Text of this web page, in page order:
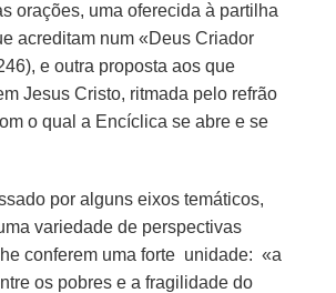
orações, uma oferecida à partilha
acreditam num «Deus Criador
e outra proposta aos que
Jesus Cristo, ritmada pelo refrão
o qual a Encíclica se abre e se
por alguns eixos temáticos,
variedade de perspectivas
conferem uma forte unidade: «a
os pobres e a fragilidade do